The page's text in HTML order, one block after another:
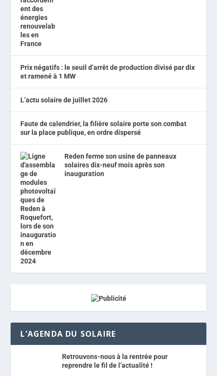
Prix négatifs : le seuil d’arrêt de production divisé par dix
et ramené à 1 MW
L’actu solaire de juillet 2026
Faute de calendrier, la filière solaire porte son combat
sur la place publique, en ordre dispersé
Reden ferme son usine de panneaux
solaires dix-neuf mois après son
inauguration
L’AGENDA DU SOLAIRE
Retrouvons-nous à la rentrée pour
reprendre le fil de l’actualité !